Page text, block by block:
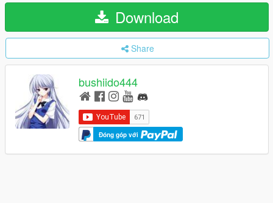
Download
Share
bushiido444
Đóng góp với